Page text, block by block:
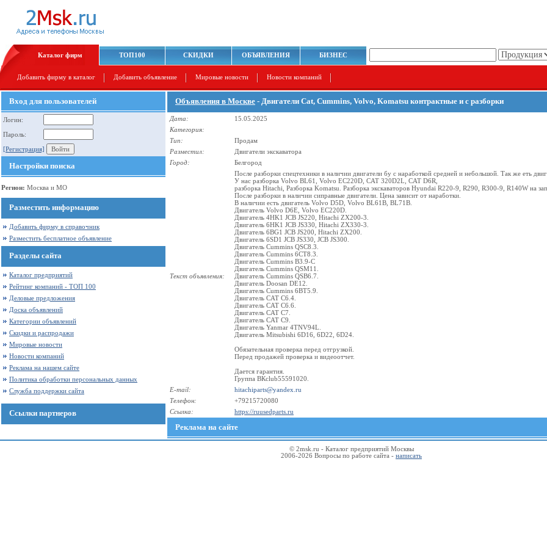
Каталог фирм ТОП100 СКИДКИ ОБЪЯВЛЕНИЯ БИЗНЕС
Добавить фирму в каталог Добавить объявление Мировые новости Новости компаний
Вход для пользователей
Логин:
Пароль:
[Регистрация]
Настройки поиска
Регион: Москва и МО
Разместить информацию
Добавить фирму в справочник
Разместить бесплатное объявление
Разделы сайта
Каталог предприятий
Рейтинг компаний - ТОП 100
Деловые предложения
Доска объявлений
Категории объявлений
Скидки и распродажи
Мировые новости
Новости компаний
Реклама на нашем сайте
Политика обработки персональных данных
Служба поддержки сайта
Ссылки партнеров
Объявления в Москве - Двигатели Cat, Cummins, Volvo, Komatsu контрактные и с разборки
Дата:
15.05.2025
Категория:
Тип:
Продам
Разместил:
Двигатели экскаватора
Город:
Белгород
Текст объявления:
После разборки спецтехники в наличии двигатели бу с наработкой средней и небольшой. Так же еть
У нас разборка Volvo BL61, Volvo EC220D, CAT 320D2L, CAT D6R,
разборка Hitachi, Разборка Komatsu. Разборка экскаваторов Hyundai R220-9, R290, R300-9, R140W на
После разборки в наличии сиправные двигатели. Цена зависит от наработки.
В наличии есть двигатель Volvo D5D, Volvo BL61B, BL71B.
Двигатель Volvo D6E, Volvo EC220D.
Двигатель 4HK1 JCB JS220, Hitachi ZX200-3.
Двигатель 6HK1 JCB JS330, Hitachi ZX330-3.
Двигатель 6BG1 JCB JS200, Hitachi ZX200.
Двигатель 6SD1 JCB JS330, JCB JS300.
Двигатель Cummins QSC8.3.
Двигатель Cummins 6CT8.3.
Двигатель Cummins B3.9-C
Двигатель Cummins QSM11.
Двигатель Cummins QSB6.7.
Двигатель Doosan DE12.
Двигатель Cummins 6BT5.9.
Двигатель CAT C6.4.
Двигатель CAT C6.6.
Двигатель CAT C7.
Двигатель CAT C9.
Двигатель Yanmar 4TNV94L.
Двигатель Mitsubishi 6D16, 6D22, 6D24.
Обязательная проверка перед отгрузкой.
Перед продажей проверка и видеоотчет.
Дается гарантия.
Группа ВКclub55591020.
E-mail:
hitachiparts@yandex.ru
Телефон:
+79215720080
Ссылка:
https://ruusedparts.ru
Реклама на сайте
© 2msk.ru - Каталог предприятий Москвы
2006-2026 Вопросы по работе сайта - написать